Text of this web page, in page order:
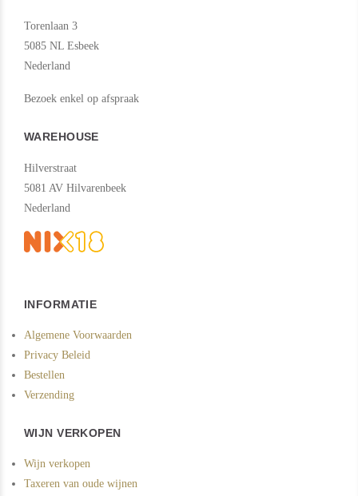
Torenlaan 3
5085 NL Esbeek
Nederland
Bezoek enkel op afspraak
WAREHOUSE
Hilverstraat
5081 AV Hilvarenbeek
Nederland
INFORMATIE
Algemene Voorwaarden
Privacy Beleid
Bestellen
Verzending
WIJN VERKOPEN
Wijn verkopen
Taxeren van oude wijnen